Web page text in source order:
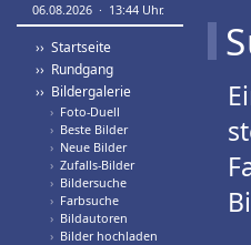
06.08.2026 · 13:44 Uhr.
›› Startseite
›› Rundgang
›› Bildergalerie
› Foto-Duell
› Beste Bilder
› Neue Bilder
› Zufalls-Bilder
› Bildersuche
› Farbsuche
› Bildautoren
› Bilder hochladen